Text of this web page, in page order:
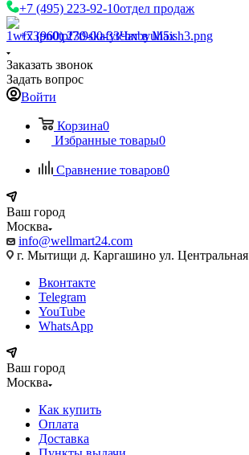
+7 (495) 223-92-10отдел продаж
+7 (960) 230-00-33Чат в Max
Заказать звонок
Задать вопрос
Войти
Корзина0
Избранные товары0
Сравнение товаров0
Ваш город
Москва
info@wellmart24.com
г. Мытищи д. Каргашино ул. Центральная
Вконтакте
Telegram
YouTube
WhatsApp
Ваш город
Москва
Как купить
Оплата
Доставка